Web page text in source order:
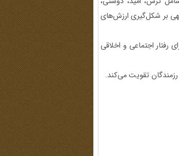
بر شکل‌گیری ارزش‌های
رفتار اجتماعی و اخلاقی
تقویت می‌کند.